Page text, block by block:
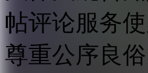
帖评论服务
尊重公序良